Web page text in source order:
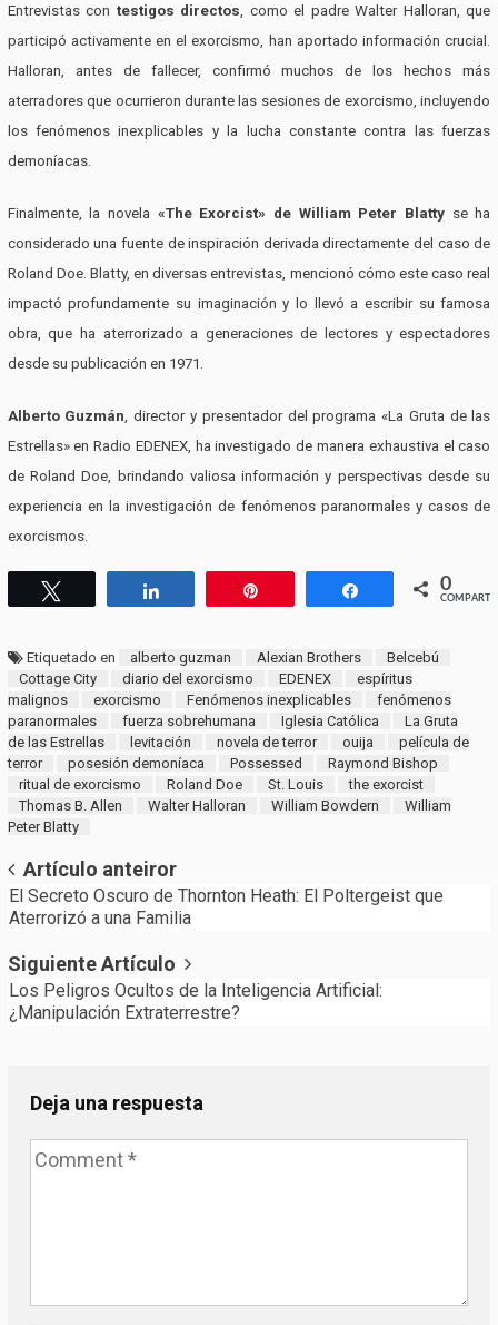
Entrevistas con testigos directos, como el padre Walter Halloran, que
participó activamente en el exorcismo, han aportado información crucial.
Halloran, antes de fallecer, confirmó muchos de los hechos más
aterradores que ocurrieron durante las sesiones de exorcismo, incluyendo
los fenómenos inexplicables y la lucha constante contra las fuerzas
demoníacas.
Finalmente, la novela «The Exorcist» de William Peter Blattyse ha
considerado una fuente de inspiración derivada directamente del caso de
Roland Doe. Blatty, en diversas entrevistas, mencionó cómo este caso real
impactó profundamente su imaginación y lo llevó a escribir su famosa
obra, que ha aterrorizado a generaciones de lectores y espectadores
desde su publicación en 1971.
Alberto Guzmán, director y presentador del programa «La Gruta de las
Estrellas» en Radio EDENEX, ha investigado de manera exhaustiva el caso
de Roland Doe, brindando valiosa información y perspectivas desde su
experiencia en la investigación de fenómenos paranormales y casos de
exorcismos.
Compartir Compartir0
Etiquetado en alberto guzman Alexian Brothers
Belcebú
Cottage City
diario del exorcismo EDENEX
espíritus
malignos
exorcismo Fenómenos inexplicables
fenómenos
paranormales
fuerza sobrehumana Iglesia Católica
La Gruta
de las Estrellas
levitación novela de terror ouija
película de
terror
posesión demoníaca Possessed
Raymond Bishop
ritual de exorcismo
Roland Doe St. Louis
the exorcist
Thomas B. Allen
Walter Halloran William Bowdern
William
Peter Blatty
Post
navigation
Artículo anteiror
El Secreto Oscuro de Thornton Heath: El Poltergeist que
Aterrorizó a una Familia
Siguiente Artículo
Los Peligros Ocultos de la Inteligencia Artificial:
¿Manipulación Extraterrestre?
Deja una respuesta